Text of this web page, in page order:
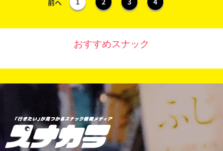
前へ
おすすめスナック